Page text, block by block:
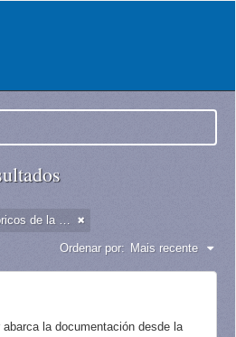
Dirección de Estudios Históricos de la Fuerza Aérea
Ordenar por: Mais recente
la documentación desde la